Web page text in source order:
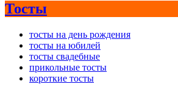
Тосты
тосты на день рождения
тосты на юбилей
тосты свадебные
прикольные тосты
короткие тосты